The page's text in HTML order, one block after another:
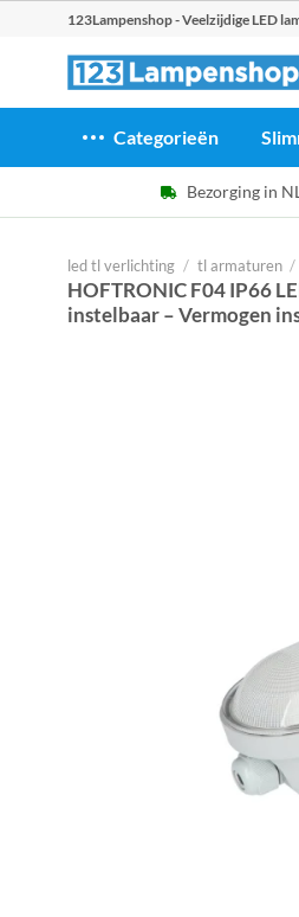
123Lampenshop - Veelzijdige LED
Categorieën
Bezorging in
led tl verlichting / tl armaturen /
HOFTRONIC F04 IP66
instelbaar – Vermogen